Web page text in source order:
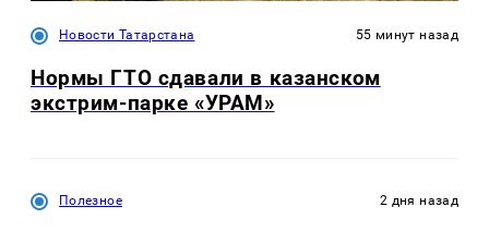
Новости Татарстана 55 минут назад
Нормы ГТО сдавали в казанском
экстрим-парке «УРАМ»
Полезное 2 дня назад